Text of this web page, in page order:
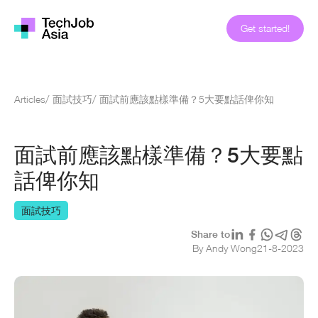
Get started!
Articles/ 面試技巧/ 面試前應該點樣準備？5大要點話俾你知
面試前應該點樣準備？5大要點
話俾你知
面試技巧
Share to
By Andy Wong21 -8-2023